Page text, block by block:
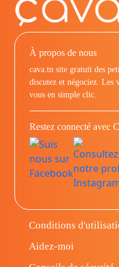
À propos de nous
cava.tn site gratuit des
discutez et négociez. Les
vous en simple clic.
Restez connecté avec
Conditions
Aidez-moi